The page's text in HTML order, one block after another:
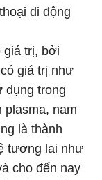
di động
giá trị, bởi
giá trị như
dụng trong
plasma, nam
là thành
tương lai như
cho đến nay